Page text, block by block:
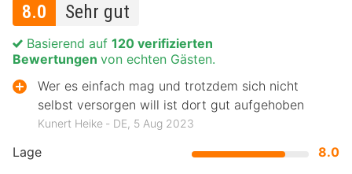
8.0 Sehr gut
Lage
8.0
Basierend auf 120 verifizierten
Bewertungen von echten Gästen.
Wer es einfach mag und trotzdem sich nicht
selbst versorgen will ist dort gut aufgehoben
Kunert Heike ‐ DE, 5 Aug 2023